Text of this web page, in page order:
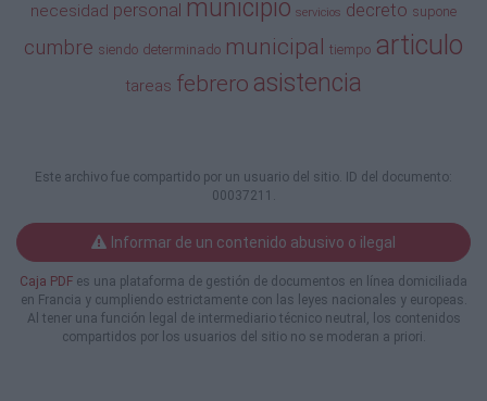
asistencia
supone la realización de tareas que siendo de
Maestranza son
de diverso contenido y alcance, por lo cual no
largo plazo, siendo en consecuencia viable la
contratación de
y acotado a la
necesidad que por medio de dicho contrato
se pretende
salvaguardar, motivo por el cual la
contratación realizada es
por tiempo determinado
necesidad personal municipio servicios decreto supone
cumbre siendo determinado municipal tiempo articulo
tareas febrero asistencia
Este archivo fue compartido por un usuario del sitio. ID del documento:
00037211.
Informar de un contenido abusivo o ilegal
Caja PDF es una plataforma de gestión de documentos en línea domiciliada
en Francia y cumpliendo estrictamente con las leyes nacionales y europeas.
Al tener una función legal de intermediario técnico neutral, los contenidos
compartidos por los usuarios del sitio no se moderan a priori.